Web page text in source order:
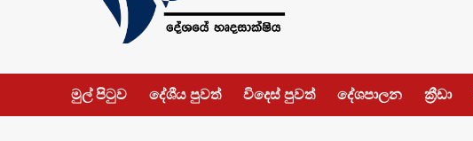
මුල් පිටුව දේශීය පුවත් විදෙස් පුවත් දේශපාලන ක්‍රීඩා